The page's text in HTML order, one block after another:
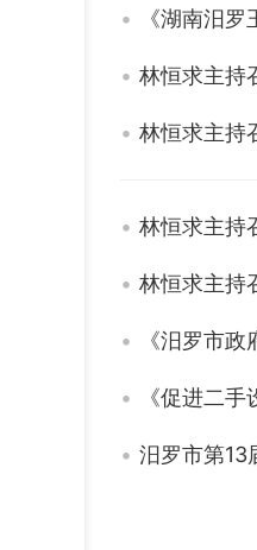
《湖南汨
林恒求主持
林恒求主持
林恒求主持
林恒求主持
《汨罗市
《促进二
汨罗市第13